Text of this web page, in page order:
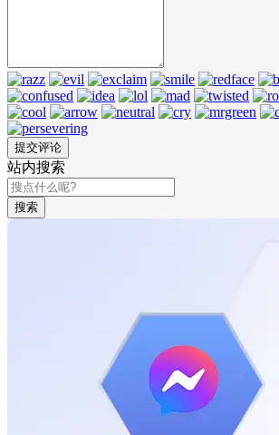
站内搜索
搜索